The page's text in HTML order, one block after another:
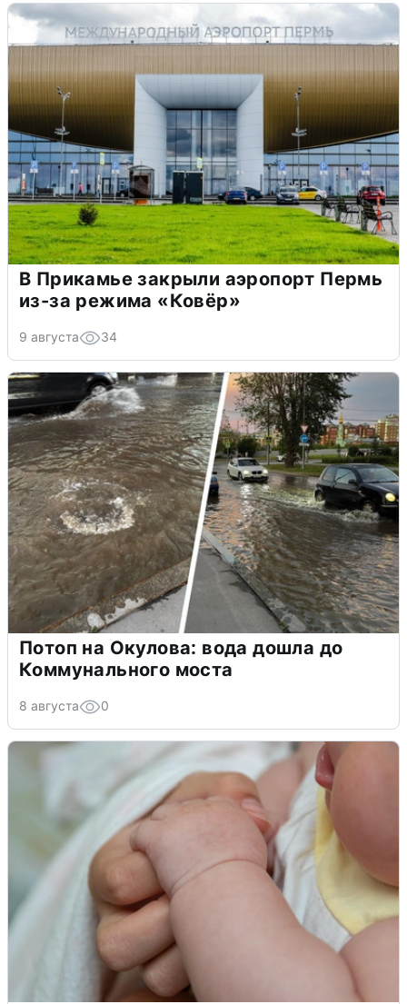
В Прикамье закрыли аэропорт Пермь
из-за режима «Ковёр»
9 августа 34
Потоп на Окулова: вода дошла до
Коммунального моста
8 августа 0